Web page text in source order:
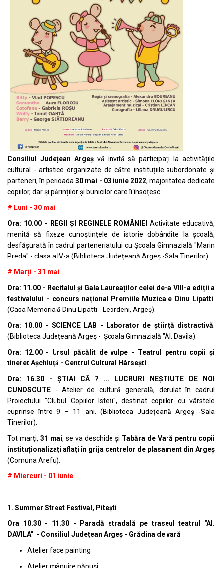
Consiliul Județean Argeșvă invită să participați la activitățile
cultural - artistice organizate de către instituțiile subordonate și
parteneri, în perioada30 mai - 03 iunie 2022, majoritatea dedicate
copiilor, dar și părinților și bunicilor care îi însoțesc.
# Luni - 30 mai
Ora: 10.00 - REGII ȘI REGINELE ROMÂNIEI Activitate educativă,
menită să fixeze cunoștințele de istorie dobândite la școală,
desfășurată în cadrul parteneriatului cu Școala Gimnazială "Marin
Preda" - clasa a IV-a.(Biblioteca Județeană Argeș -Sala Tinerilor).
# Marți - 31 mai
Ora: 11.00 - Recitalul și Gala Laureaților celei de-a VIII-a ediții a
festivalului - concurs național Premiile Muzicale Dinu Lipatti
(Casa Memorială Dinu Lipatti - Leordeni, Argeș).
Ora: 10.00 - SCIENCE LAB - Laborator de știință distractivă
(Biblioteca Județeană Argeș - Școala Gimnazială "Al. Davila).
Ora: 12.00 - Ursul păcălit de vulpe - Teatrul pentru copii și
tineret Așchiuță - Centrul Cultural Hârsești
Ora: 16.30 - ȘTIAI CĂ ? ... LUCRURI NEȘTIUTE DE NOI
CUNOSCUTE - Atelier de cultură generală, derulat în cadrul
Proiectului "Clubul Copiilor Isteți", destinat copiilor cu vârstele
cuprinse între 9 – 11 ani. (Biblioteca Județeană Argeș -Sala
Tinerilor).
Tot marți, 31 mai, se va deschide și Tabăra de Vară pentru copii
instituționalizați aflați în grija centrelor de plasament din Argeș
(Comuna Arefu).
# Miercuri - 01 iunie
1. Summer Street Festival, Piteşti
Ora 10.30 - 11.30 - Paradă stradală pe traseul teatrul "Al.
DAVILA" - Consiliul Județean Argeș - Grădina de vară
Atelier face painting
Atelier mânuire păpuși